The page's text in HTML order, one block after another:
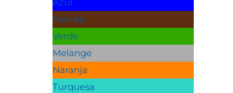
Marrón
Verde
Melange
Naranja
Turquesa